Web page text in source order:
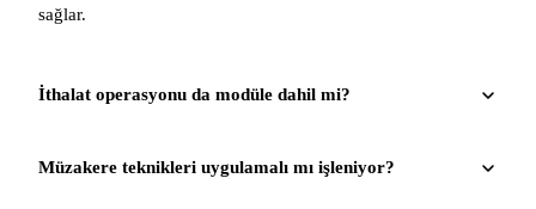
sağlar.
İthalat operasyonu da modüle dahil mi?
Müzakere teknikleri uygulamalı mı işleniyor?